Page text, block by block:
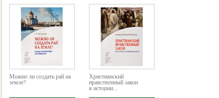
Можно ли создать рай на
земле?
Христианский
нравственный закон
в истории...